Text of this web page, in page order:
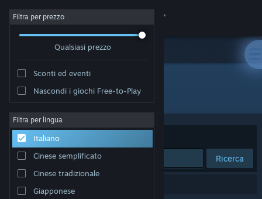
Accedi
Informazioni
Assistenza
Cambia la lingua
Filtra per prezzo
Qualsiasi prezzo
Sconti ed eventi
Nascondi i giochi Free-to-Play
Filtra per lingua
Italiano
Cinese semplificato
Cinese tradizionale
Giapponese
"淫魔銃戯2"
Ordina per Rilevanza
Ricerca